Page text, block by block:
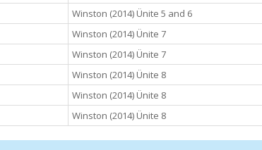
Winston (2014) Ünite 5 and 6
Winston (2014) Ünite 7
Winston (2014) Ünite 7
Winston (2014) Ünite 8
Winston (2014) Ünite 8
Winston (2014) Ünite 8